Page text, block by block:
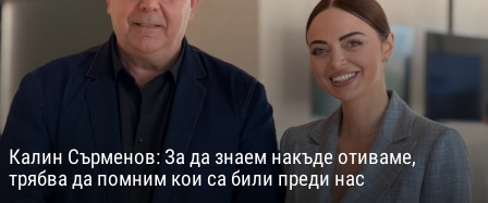
Калин Сърменов: За да знаем накъде отиваме,
трябва да помним кои са били преди нас